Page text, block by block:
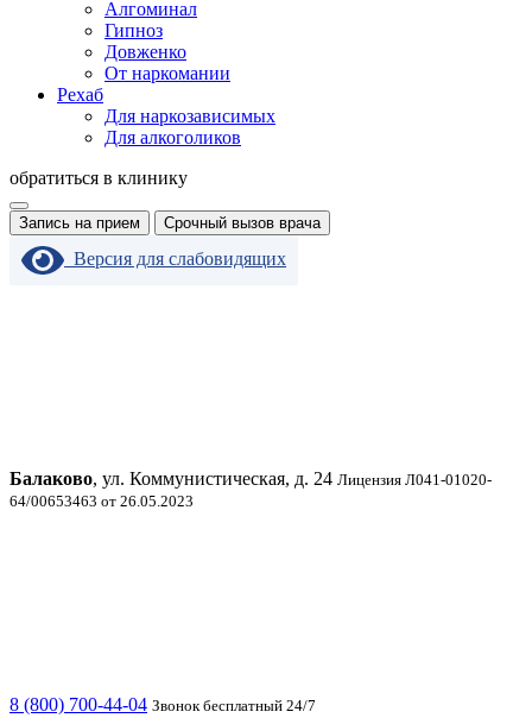
Алгоминал
Гипноз
Довженко
От наркомании
Рехаб
Для наркозависимых
Для алкоголиков
обратиться в клинику
Запись на прием Срочный вызов врача
Версия для слабовидящих
Балаково, ул. Коммунистическая, д. 24 Лицензия Л041-01020-
64/00653463 от 26.05.2023
8 (800) 700-44-04 Звонок бесплатный 24/7